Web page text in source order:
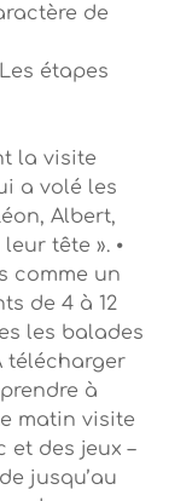
de
étapes
la visite
a volé les
Albert,
tête ». ⦁
comme un
de 4 à 12
les balades
télécharger
à
matin visite
et des jeux –
jusqu’au